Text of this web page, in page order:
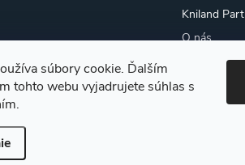
súbory cookie. Ďalším
tohto webu vyjadrujete súhlas s
Kniland
O nás
Osobný
Moja
nastavenie cookies